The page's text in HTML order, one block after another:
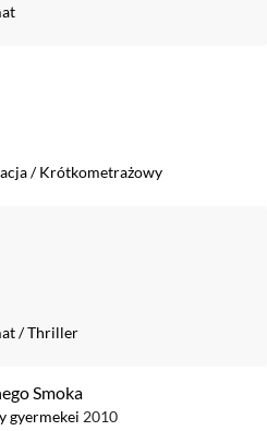
/Krótkometrażowy
/Thriller
Smoka
gyermekei 2010